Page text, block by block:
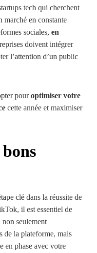
tech qui cherchent
marché en constante
sociales, en
doivent intégrer
l’attention d’un public
pouroptimiser votre
cette année et maximiser
clé dans la réussite de
il est essentiel de
non seulement
de la plateforme, mais
en phase avec votre